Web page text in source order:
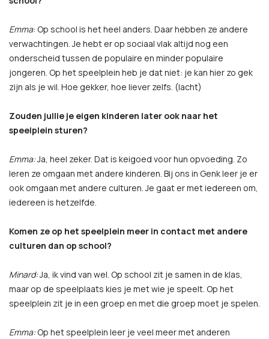
Emma: Op school is het heel anders. Daar hebben ze andere
verwachtingen. Je hebt er op sociaal vlak altijd nog een
onderscheid tussen de populaire en minder populaire
jongeren. Op het speelplein heb je dat niet: je kan hier zo gek
zijn als je wil. Hoe gekker, hoe liever zelfs. (lacht)
Zouden jullie je eigen kinderen later ook naar het
speelplein sturen?
Emma:Ja, heel zeker. Dat is keigoed voor hun opvoeding. Zo
leren ze omgaan met andere kinderen. Bij ons in Genk leer je er
ook omgaan met andere culturen. Je gaat er met iedereen om,
iedereen is hetzelfde.
Komen ze op het speelplein meer in contact met andere
culturen dan op school?
Minard:Ja, ik vind van wel. Op school zit je samen in de klas,
maar op de speelplaats kies je met wie je speelt. Op het
speelplein zit je in een groep en met die groep moet je spelen.
Emma:Op het speelplein leer je veel meer met anderen